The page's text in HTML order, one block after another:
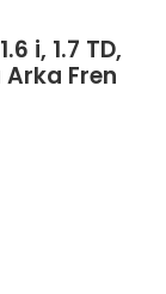
i, 1.7 TD,
Arka Fren